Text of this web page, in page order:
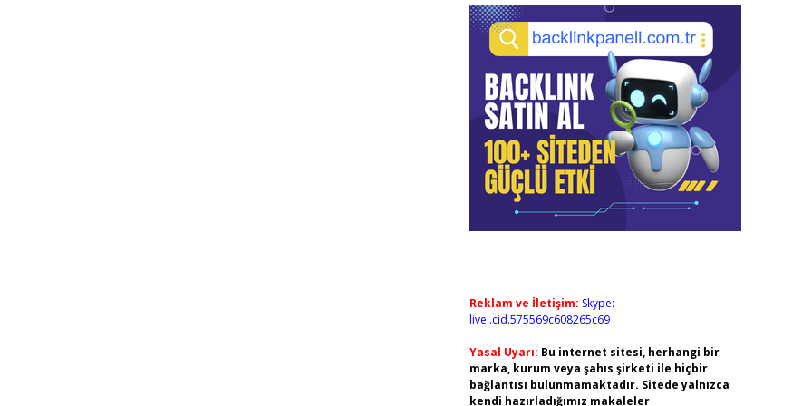
Reklam ve İletişim: Skype:
live:.cid.575569c608265c69
Yasal Uyarı: Bu internet sitesi, herhangi bir
marka, kurum veya şahıs şirketi ile hiçbir
bağlantısı bulunmamaktadır. Sitede yalnızca
kendi hazırladığımız makaleler